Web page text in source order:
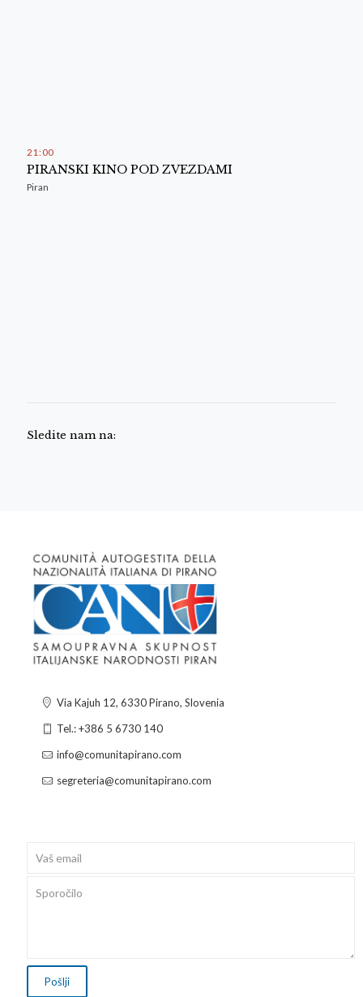
21 : 00
PIRANSKI KINO POD ZVEZDAMI
Piran
Sledite nam na:
Via Kajuh 12, 6330 Pirano, Slovenia
Tel.: +386 5 6730 140
info@comunitapirano.com
segreteria@comunitapirano.com